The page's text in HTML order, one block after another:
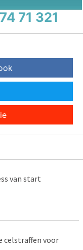
71 321
van start
celstraffen voor